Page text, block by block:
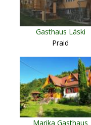
Gasthaus Láski
Praid
Marika Gasthaus